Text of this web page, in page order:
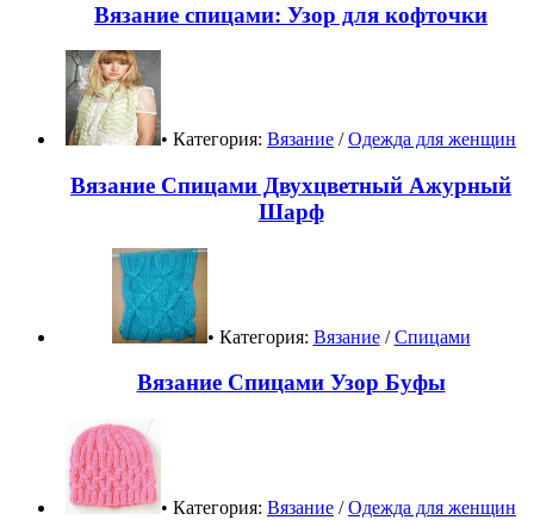
Вязание спицами: Узор для кофточки
• Категория: Вязание /Одежда для женщин
Вязание Спицами Двухцветный Ажурный
Шарф
• Категория: Вязание/Спицами
Вязание Спицами Узор Буфы
• Категория: Вязание /Одежда для женщин